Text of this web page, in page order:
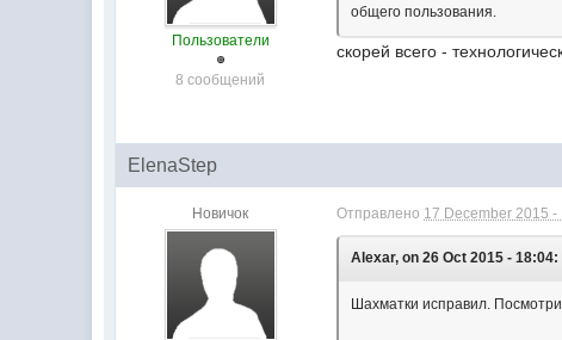
Пользователи
8 сообщений
общего пользования.
скорей всего -
ElenaStep
Новичок Отправлено 17 December 2015 -
Alexar, on 26 Oct 2015 - 18:04:
Шахматки исправил.